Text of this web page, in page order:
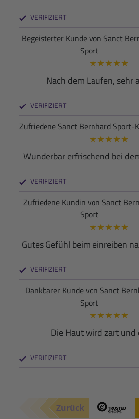
VERIFIZIERT
Begeisterter Kunde von Sanct
Sport
★★★★★
Nach dem Laufen, sehr
VERIFIZIERT
Zufriedene Sanct Bernhard Sport-
★★★★★
Wunderbar erfrischend bei
VERIFIZIERT
Zufriedene Kundin von Sanct
Sport
★★★★★
Gutes Gefühl beim einreiben
VERIFIZIERT
Dankbarer Kunde von Sanct
Sport
★★★★★
Die Haut wird zart und
VERIFIZIERT
Zurück